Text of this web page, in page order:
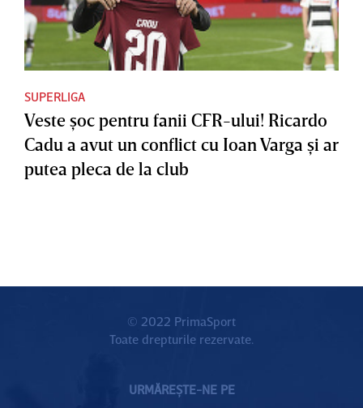
SUPERLIGA
Veste şoc pentru fanii CFR-ului! Ricardo
Cadu a avut un conflict cu Ioan Varga şi ar
putea pleca de la club
© 2022 PrimaSport
Toate drepturile rezervate.
URMĂREȘTE-NE PE